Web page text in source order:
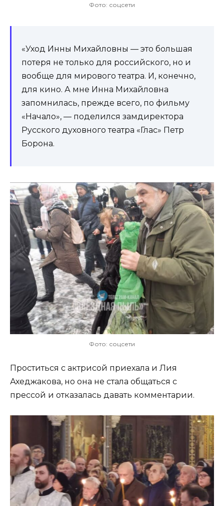
Фото: соцсети
«Уход Инны Михайловны — это большая
потеря не только для российского, но и
вообще для мирового театра. И, конечно,
для кино. А мне Инна Михайловна
запомнилась, прежде всего, по фильму
«Начало», — поделился замдиректора
Русского духовного театра «Глас» Петр
Борона.
Фото: соцсети
Проститься с актрисой приехала и Лия
Ахеджакова, но она не стала общаться с
прессой и отказалась давать комментарии.